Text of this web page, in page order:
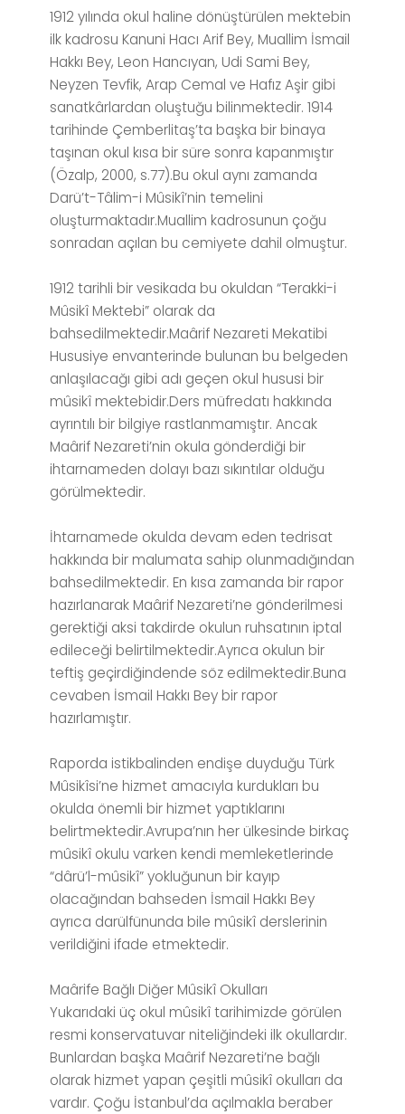
1912 yılında okul haline dönüştürülen mektebin
ilk kadrosu Kanuni Hacı Arif Bey, Muallim İsmail
Hakkı Bey, Leon Hancıyan, Udi Sami Bey,
Neyzen Tevfik, Arap Cemal ve Hafız Aşir gibi
sanatkârlardan oluştuğu bilinmektedir. 1914
tarihinde Çemberlitaş’ta başka bir binaya
taşınan okul kısa bir süre sonra kapanmıştır
(Özalp, 2000, s.77).Bu okul aynı zamanda
Darü’t-Tâlim-i Mûsikî’nin temelini
oluşturmaktadır.Muallim kadrosunun çoğu
sonradan açılan bu cemiyete dahil olmuştur.
1912 tarihli bir vesikada bu okuldan “Terakki-i
Mûsikî Mektebi” olarak da
bahsedilmektedir.Maârif Nezareti Mekatibi
Hususiye envanterinde bulunan bu belgeden
anlaşılacağı gibi adı geçen okul hususi bir
mûsikî mektebidir.Ders müfredatı hakkında
ayrıntılı bir bilgiye rastlanmamıştır. Ancak
Maârif Nezareti’nin okula gönderdiği bir
ihtarnameden dolayı bazı sıkıntılar olduğu
görülmektedir.
İhtarnamede okulda devam eden tedrisat
hakkında bir malumata sahip olunmadığından
bahsedilmektedir. En kısa zamanda bir rapor
hazırlanarak Maârif Nezareti’ne gönderilmesi
gerektiği aksi takdirde okulun ruhsatının iptal
edileceği belirtilmektedir.Ayrıca okulun bir
teftiş geçirdiğindende söz edilmektedir.Buna
cevaben İsmail Hakkı Bey bir rapor
hazırlamıştır.
Raporda istikbalinden endişe duyduğu Türk
Mûsikîsi’ne hizmet amacıyla kurdukları bu
okulda önemli bir hizmet yaptıklarını
belirtmektedir.Avrupa’nın her ülkesinde birkaç
mûsikî okulu varken kendi memleketlerinde
“dârü’l-mûsikî” yokluğunun bir kayıp
olacağından bahseden İsmail Hakkı Bey
ayrıca darülfünunda bile mûsikî derslerinin
verildiğini ifade etmektedir.
Maârife Bağlı Diğer Mûsikî Okulları
Yukarıdaki üç okul mûsikî tarihimizde görülen
resmi konservatuvar niteliğindeki ilk okullardır.
Bunlardan başka Maârif Nezareti’ne bağlı
olarak hizmet yapan çeşitli mûsikî okulları da
vardır. Çoğu İstanbul’da açılmakla beraber